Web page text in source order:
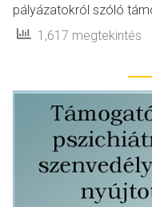
pályázatokról szóló
1,617 megtekintés